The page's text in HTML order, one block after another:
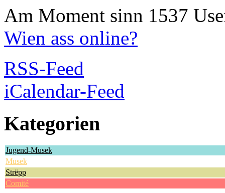
Am Moment sinn 1537
Wien ass online?
RSS-Feed
iCalendar-Feed
Kategorien
Jugend-Musek
Musek
Strëpp
Comité